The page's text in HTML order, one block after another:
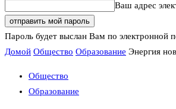
Ваш адрес
Пароль будет выслан Вам по электронной
Домой Общество Образование Энергия
Общество
Образование